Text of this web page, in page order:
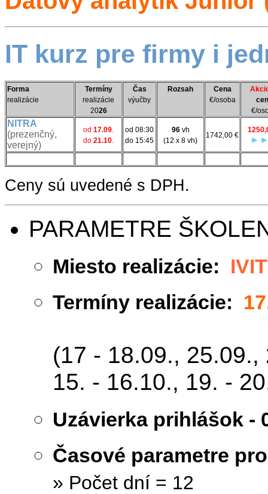
IT kurz pre firmy i
Forma
realizácie
Termíny
realizácie
2026
Čas
výučby
Rozsah
Cena
€/osoba
€/
NITRA
(prezenčný,
verejný)
od 17.09.
do 21.10.
od 08:30
do 15:45
96vh
(12 x 8 vh)
1742,00 € ►
Ceny sú uvedené s DPH.
PARAMETRE
Miesto realizácie: IVIT
Termíny realizácie:
(17 - 18.09.,
15. - 16.10., 19. -
Uzávierka prihlášok -
Časové parametre
» Počet dní = 12